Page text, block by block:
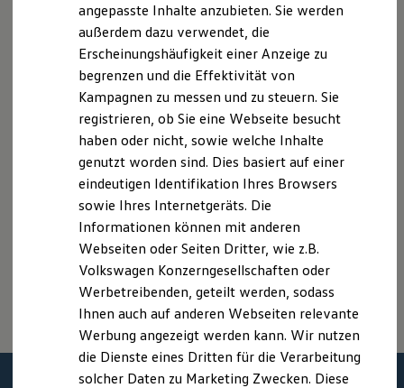
Batterieverordnung
XTL-Dieselkraftstoff
Ersatzteile und Betriebsflüssigkeiten
Original Zubehör und Lifestyle Produkte
myVolkswagen
myVolkswagen Business
Elektrisch & Autonom
Elektro - & Hybridfahrzeuge
Unser Ansatz
Klimafreundlicher Strom
Reichweite & Ladelösungen
Reichweitensimulator
Ladezeitensimulator
Ladelösungen für Privatkunden
Ladelösungen für Gewerbekunden
Bidirektionales Laden
Förderung & Kosten der Elektrofahrzeuge
Fördermöglichkeiten für Privatkunden
Kostensimulator
Autonomes Fahren
Mehr zum ID. Buzz
Zusatzausstattungen und Zubehör (Anbauteile, Reifenformat
usw.) können relevante Fahrzeugparameter, wie
Rollwiderstand und Aerodynamik verändern und neben
Witterungs- und Verkehrsbedingungen sowie dem
individuellen Fahrverhalten den Kraftstoffverbrauch, den
Stromverbrauch, die CO₂-Emissionen und die
Fahrleistungswerte eines Fahrzeugs beeinflussen.
Weitere Informationen zum offiziellen Kraftstoffverbrauch und
den offiziellen spezifischen CO₂-Emissionen neuer
Personenkraftwagen können dem „Leitfaden über den
Kraftstoffverbrauch, die CO₂-Emissionen und den
Stromverbrauch neuer Personenkraftwagen“ entnommen
werden, der an allen Verkaufsstellen und bei der DAT
Deutsche Automobil Treuhand GmbH, Hellmuth-Hirth-Str. 1, D-
73760 Ostfildern oder unterwww.dat.de/co2erhältlich ist.
angepasste Inhalte anzubieten. Sie werden
außerdem dazu verwendet, die
Erscheinungshäufigkeit einer Anzeige zu
begrenzen und die Effektivität von
Kampagnen zu messen und zu steuern. Sie
registrieren, ob Sie eine Webseite besucht
haben oder nicht, sowie welche Inhalte
genutzt worden sind. Dies basiert auf einer
eindeutigen Identifikation Ihres Browsers
sowie Ihres Internetgeräts. Die
Informationen können mit anderen
Webseiten oder Seiten Dritter, wie z.B.
Volkswagen Konzerngesellschaften oder
Werbetreibenden, geteilt werden, sodass
Ihnen auch auf anderen Webseiten relevante
Werbung angezeigt werden kann. Wir nutzen
die Dienste eines Dritten für die Verarbeitung
solcher Daten zu Marketing Zwecken. Diese